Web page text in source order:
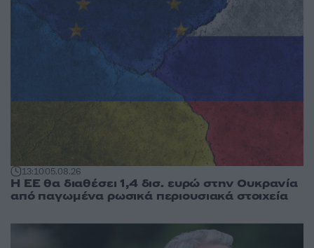
13:1005.08.26
Η ΕΕ θα διαθέσει 1,4 δισ. ευρώ στην Ουκρανία
από παγωμένα ρωσικά περιουσιακά στοιχεία